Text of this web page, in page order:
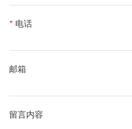
* 电话
邮箱
留言内容